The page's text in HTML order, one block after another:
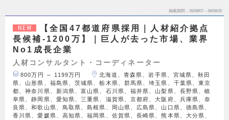
掲載期間 26/08/07～26/08/20
NEW
【全国47都道府県採用｜人材紹介拠点
長候補-1200万】｜巨人が去った市場、業界
No1成長企業
人材コンサルタント・コーディネーター
800万円 ～ 1199万円
北海道、青森県、岩手県、宮城県、秋田
県、山形県、福島県、茨城県、栃木県、群馬県、埼玉県、千葉県、東京
都、神奈川県、新潟県、富山県、石川県、福井県、山梨県、長野県、岐
阜県、静岡県、愛知県、三重県、滋賀県、京都府、大阪府、兵庫県、奈
良県、和歌山県、鳥取県、島根県、岡山県、広島県、山口県、徳島県、
香川県、愛媛県、高知県、福岡県、佐賀県、長崎県、熊本県、大分県、